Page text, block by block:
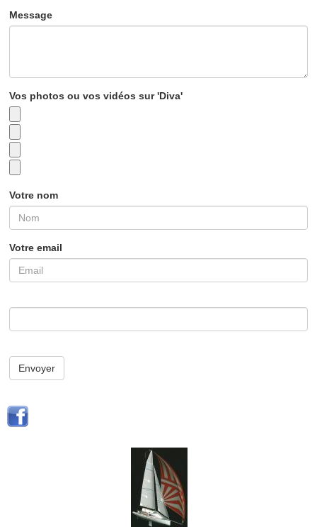
Message
Vos photos ou vos vidéos sur 'Diva'
Votre nom
Votre email
Envoyer